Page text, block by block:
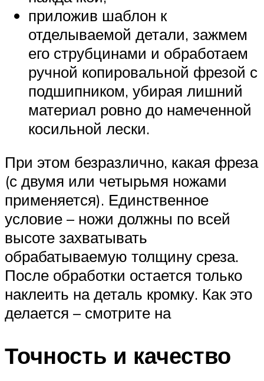
приложив шаблон к
отделываемой детали, зажмем
его струбцинами и обработаем
ручной копировальной фрезой с
подшипником, убирая лишний
материал ровно до намеченной
косильной лески.
При этом безразлично, какая фреза
(с двумя или четырьмя ножами
применяется). Единственное
условие – ножи должны по всей
высоте захватывать
обрабатываемую толщину среза.
После обработки остается только
наклеить на деталь кромку. Как это
делается – смотрите на
Точность и качество